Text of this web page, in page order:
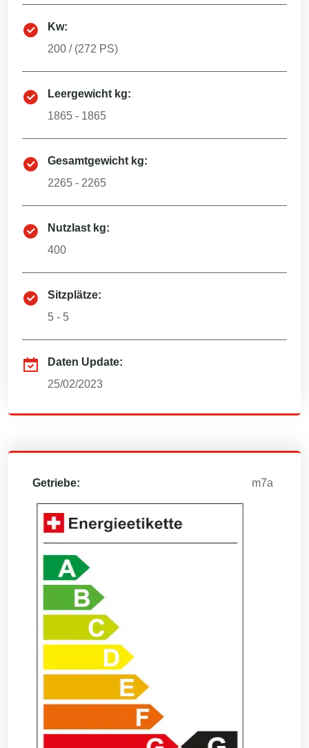
Kw:
200 / (272 PS)
Leergewicht kg:
1865 - 1865
Gesamtgewicht kg:
2265 - 2265
Nutzlast kg:
400
Sitzplätze:
5 - 5
Daten Update:
25/02/2023
Getriebe: m7a